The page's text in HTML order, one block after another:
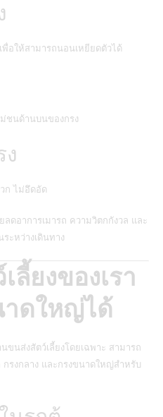
พื่อให้สามารถนอนเหยียดตัวได้
ชนด้านบนของกรง
ก ไม่อึดอัด
ดอาการเมารถ ความวิตกกังวล และ
ะหว่างเดินทาง
ลี้ยงของเรา
าดใหญ่ได้
ขนส่งสัตว์เลี้ยงโดยเฉพาะ สามารถ
กรงกลาง และกรงขนาดใหญ่สำหรับ